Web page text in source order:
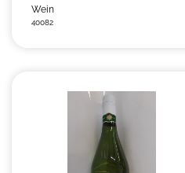
Wein
40082